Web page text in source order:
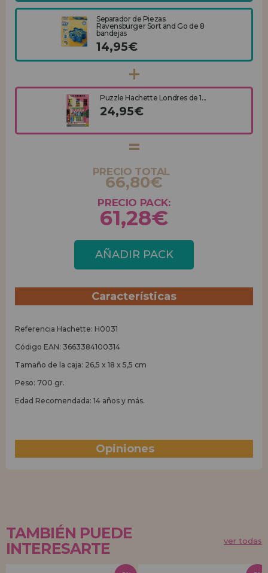
Separador de Piezas
Ravensburger Sort and Go de 8
bandejas
14,95€
Puzzle Hachette Londres de 1...
24,95€
PRECIO TOTAL
66,80€
PRECIO PACK:
61,28€
AÑADIR PACK
Características
Referencia Hachette: H0031
Código EAN: 3663384100314
Tamaño de la caja: 26,5 x 18 x 5,5 cm
Peso: 700 gr.
Edad Recomendada: 14 años y más.
Opiniones
TAMBIÉN PUEDE
INTERESARTE
ver todas